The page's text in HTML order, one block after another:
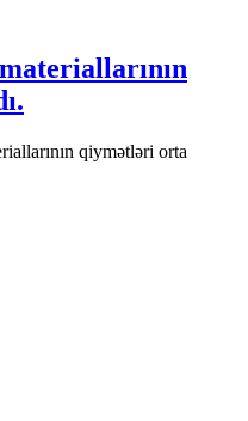
qiymətləri orta